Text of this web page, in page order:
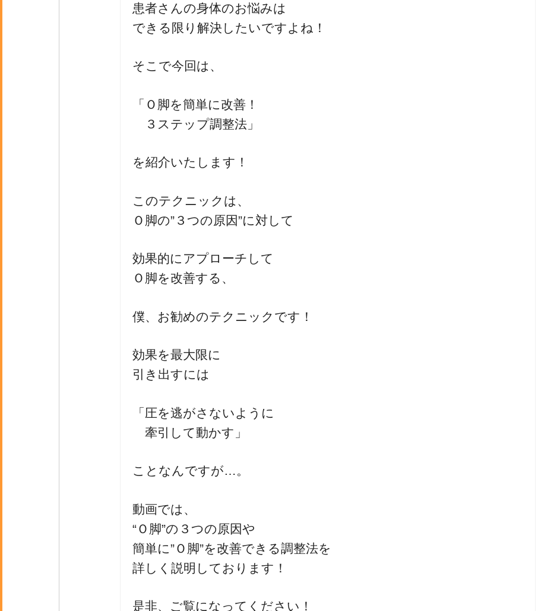
患者さんの身体のお悩みは
できる限り解決したいですよね！
そこで今回は、
「Ｏ脚を簡単に改善！
３ステップ調整法」
を紹介いたします！
このテクニックは、
Ｏ脚の”３つの原因”に対して
効果的にアプローチして
Ｏ脚を改善する、
僕、お勧めのテクニックです！
効果を最大限に
引き出すには
「圧を逃がさないように
牽引して動かす」
ことなんですが…。
動画では、
“Ｏ脚”の３つの原因や
簡単に”Ｏ脚”を改善できる調整法を
詳しく説明しております！
是非、ご覧になってください！